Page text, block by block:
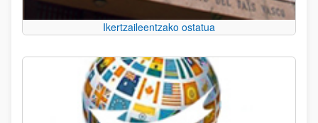
Ikertzaileentzako ostatua